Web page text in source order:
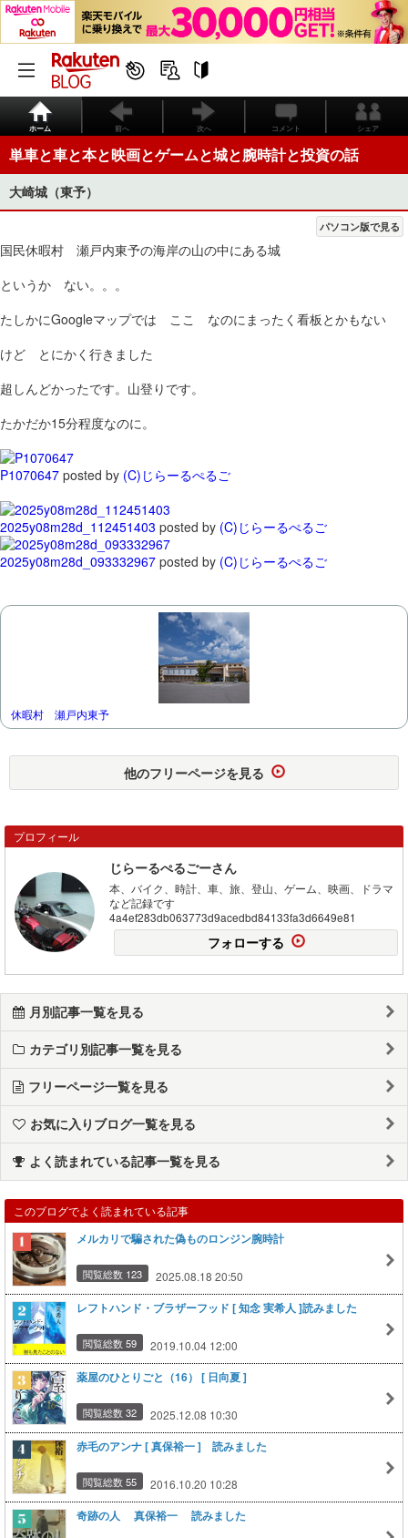
ホーム 前へ 次へ コメント シェア
単車と車と本と映画とゲームと城と腕時計と投資の話
大崎城（東予）
パソコン版で見る
国民休暇村 瀬戸内東予の海岸の山の中にある城
というか ない。。。
たしかにGoogleマップでは ここ なのにまったく看板とかもない
けど とにかく行きました
超しんどかったです。山登りです。
たかだか15分程度なのに。
P1070647 posted by (C)じらーるぺるご
2025y08m28d_112451403 posted by (C)じらーるぺるご
2025y08m28d_093332967 posted by (C)じらーるぺるご
休暇村 瀬戸内東予
他のフリーページを見る
プロフィール
じらーるぺるごーさん
本、バイク、時計、車、旅、登山、ゲーム、映画、ドラマ
など記録です
4a4ef283db063773d9acedbd84133fa3d6649e81
フォローする
月別記事一覧を見る
カテゴリ別記事一覧を見る
フリーページ一覧を見る
お気に入りブログ一覧を見る
よく読まれている記事一覧を見る
このブログでよく読まれている記事
メルカリで騙された偽ものロンジン腕時計
閲覧総数 123 2025.08.18 20:50
レフトハンド・ブラザーフッド [ 知念 実希人 ]読みました
閲覧総数 59 2019.10.04 12:00
薬屋のひとりごと（16） [ 日向夏 ]
閲覧総数 32 2025.12.08 10:30
赤毛のアンナ [ 真保裕一 ] 読みました
閲覧総数 55 2016.10.20 10:28
奇跡の人 真保裕一 読みました